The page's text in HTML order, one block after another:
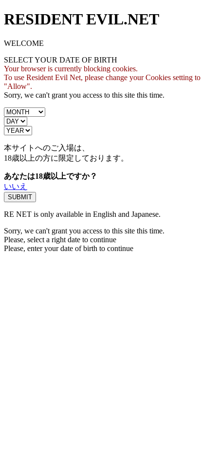
RESIDENT EVIL.NET
WELCOME
SELECT YOUR DATE OF BIRTH
Your browser is currently blocking cookies.
To use Resident Evil Net, please change your Cookies setting to
"Allow".
Sorry, we can't grant you access to this site this time.
本サイトへのご入場は、
18歳以上の方に限定しております。
あなたは18歳以上ですか？
いいえ
RE NET is only available in English and Japanese.
Sorry, we can't grant you access to this site this time.
Please, select a right date to continue
Please, enter your date of birth to continue